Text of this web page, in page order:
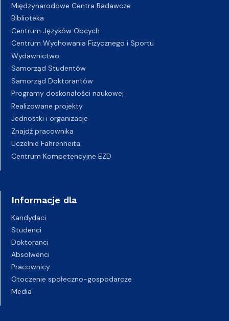
Międzynarodowe Centra Badawcze
Biblioteka
Centrum Języków Obcych
Centrum Wychowania Fizycznego i Sportu
Wydawnictwo
Samorząd Studentów
Samorząd Doktorantów
Programy doskonałości naukowej
Realizowane projekty
Jednostki i organizacje
Znajdź pracownika
Uczelnie Fahrenheita
Centrum Kompetencyjne EZD
Informacje dla
Kandydaci
Studenci
Doktoranci
Absolwenci
Pracownicy
Otoczenie społeczno-gospodarcze
Media